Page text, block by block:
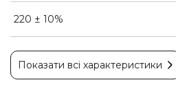
220 ± 10%
Показати всі характеристики